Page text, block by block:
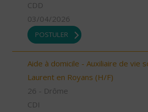
CDD
03/04/2026
POSTULER
Aide à domicile - Auxiliaire de vie
Laurent en Royans (H/F)
26 - Drôme
CDI